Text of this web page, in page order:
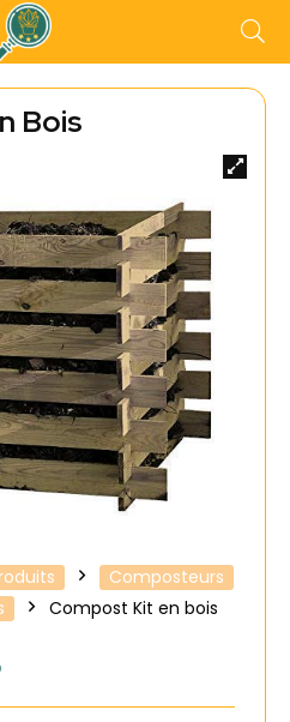
Bois
Composteurs
Compost Kit en bois